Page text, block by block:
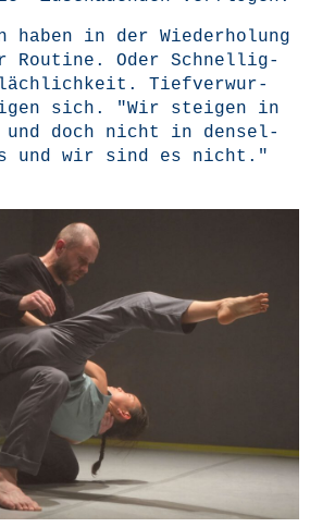
haben in der Wie­der­ho­lung
Rou­ti­ne. Oder Schnel­lig­
Tief­ver­wur­
sich. "Wir stei­gen in
und doch nicht in den­sel­
und wir sind es nicht."